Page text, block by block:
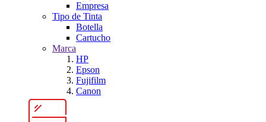
Empresa
Tipo de Tinta
Botella
Cartucho
Marca
HP
Epson
Fujifilm
Canon